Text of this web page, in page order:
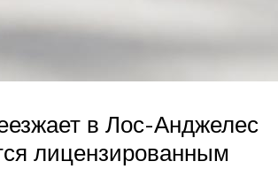
в Лос-Анджелес
лицензированным